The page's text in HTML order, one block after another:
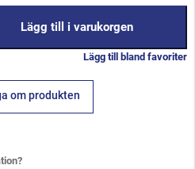
Lägg till i varukorgen
Lägg till bland favoriter
om produkten